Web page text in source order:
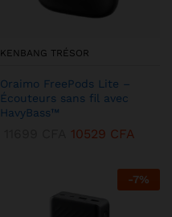
KENBANG TRÉSOR
Oraimo FreePods Lite –
Écouteurs sans fil avec
HavyBass™
10529 CFA
-7%